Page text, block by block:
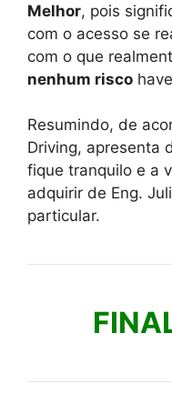
Melhor, pois
com o acesso se
com o que
nenhum risco
Resumindo, de
Driving, apresenta
fique tranquilo e a
adquirir de Eng.
particular.